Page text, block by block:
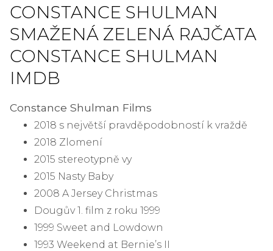
CONSTANCE SHULMAN
SMAŽENÁ ZELENÁ RAJČATA
CONSTANCE SHULMAN
IMDB
Constance Shulman Films
2018 s největší pravděpodobností k vraždě
2018 Zlomení
2015 stereotypně vy
2015 Nasty Baby
2008 A Jersey Christmas
Dougův 1. film z roku 1999
1999 Sweet and Lowdown
1993 Weekend at Bernie’s II